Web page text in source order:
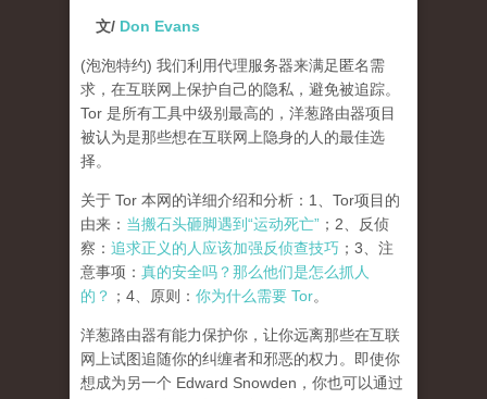
文/ Don Evans
(泡泡特约) 我们利用代理服务器来满足匿名需
求，在互联网上保护自己的隐私，避免被追踪。
Tor 是所有工具中级别最高的，洋葱路由器项目
被认为是那些想在互联网上隐身的人的最佳选
择。
关于 Tor 本网的详细介绍和分析：1、Tor项目的
由来： 当搬石头砸脚遇到“运动死亡” ；2、反侦
察： 追求正义的人应该加强反侦查技巧 ；3、注
意事项： 真的安全吗？那么他们是怎么抓人
的？ ；4、原则： 你为什么需要 Tor。
洋葱路由器有能力保护你，让你远离那些在互联
网上试图追随你的纠缠者和邪恶的权力。即使你
想成为另一个 Edward Snowden，你也可以通过